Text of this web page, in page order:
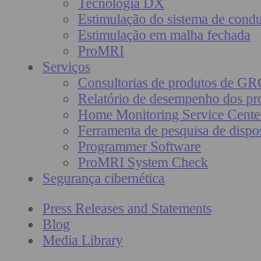
Estimulação do sistema de
Estimulação em malha fechada
ProMRI
Serviços
Consultorias de produtos de
Relatório de desempenho dos
Home Monitoring Service
Ferramenta de pesquisa de
Programmer Software
ProMRI System Check
Segurança cibernética
Press Releases and Statements
Blog
Media Library